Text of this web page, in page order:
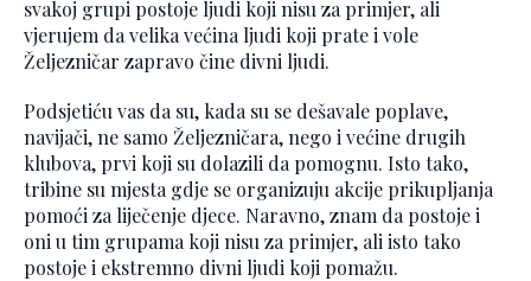
svakoj grupi postoje ljudi koji nisu za primjer, ali
vjerujem da velika većina ljudi koji prate i vole
Željezničar zapravo čine divni ljudi.
Podsjetiću vas da su, kada su se dešavale poplave,
navijači, ne samo Željezničara, nego i većine drugih
klubova, prvi koji su dolazili da pomognu. Isto tako,
tribine su mjesta gdje se organizuju akcije prikupljanja
pomoći za liječenje djece. Naravno, znam da postoje i
oni u tim grupama koji nisu za primjer, ali isto tako
postoje i ekstremno divni ljudi koji pomažu.